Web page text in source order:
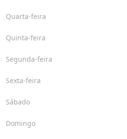
Quarta-feira
Quinta-feira
Segunda-feira
Sexta-feira
Sábado
Domingo